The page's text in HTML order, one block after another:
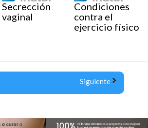
Secrección
vaginal
Condiciones
contra el
ejercicio físico
Siguiente